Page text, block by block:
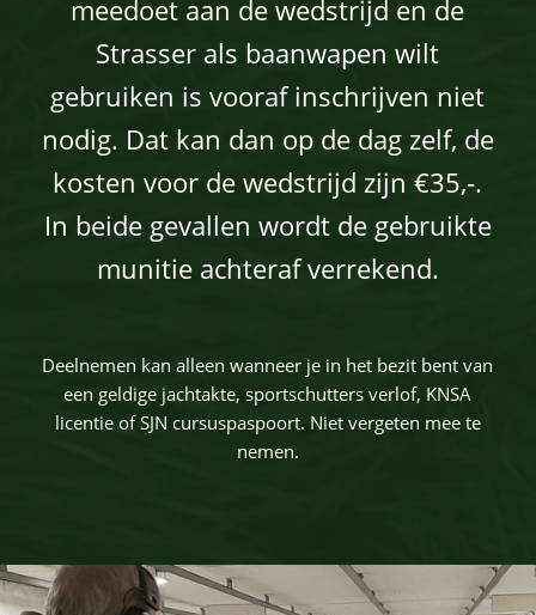
meedoet aan de wedstrijd en de
Strasser als baanwapen wilt
gebruiken is vooraf inschrijven niet
nodig. Dat kan dan op de dag zelf, de
kosten voor de wedstrijd zijn €35,-.
In beide gevallen wordt de gebruikte
munitie achteraf verrekend.
Deelnemen kan alleen wanneer je in het bezit bent van
een geldige jachtakte, sportschutters verlof, KNSA
licentie of SJN cursuspaspoort. Niet vergeten mee te
nemen.